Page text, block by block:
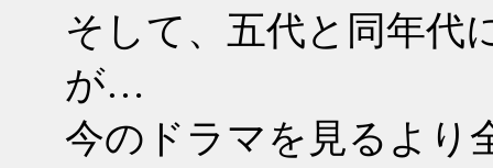
そして、五代と同年代
が…
今のドラマを見るより